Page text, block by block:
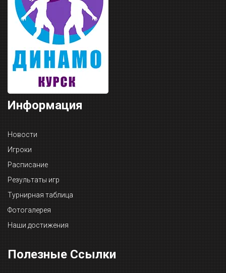
Информация
Новости
Игроки
Расписание
Результаты игр
Турнирная таблица
Фотогалерея
Наши достижения
Полезные Ссылки